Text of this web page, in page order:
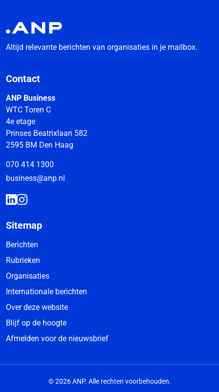
Altijd relevante berichten van organisaties in je mailbox.
Contact
ANP Business
WTC Toren C
4e etage
Prinses Beatrixlaan 582
2595 BM Den Haag
070 414 1300
business@anp.nl
Sitemap
Berichten
Rubrieken
Organisaties
Internationale berichten
Over deze website
Blijf op de hoogte
Afmelden voor de nieuwsbrief
© 2026 ANP. Alle rechten voorbehouden.